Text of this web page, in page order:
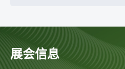
展会信息